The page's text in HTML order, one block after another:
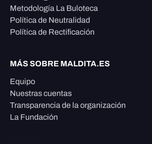
Metodología La Buloteca
Política de Neutralidad
Política de Rectificación
MÁS SOBRE MALDITA.ES
Equipo
Nuestras cuentas
Transparencia de la organización
La Fundación